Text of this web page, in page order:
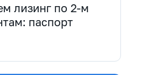
лизинг по 2-м
паспорт